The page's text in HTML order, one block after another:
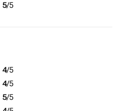
5/5
4/5
4/5
5/5